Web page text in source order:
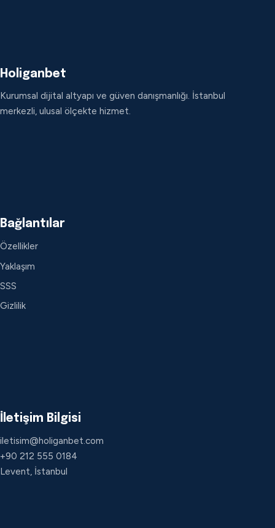
Holiganbet
Kurumsal dijital altyapı ve güven danışmanlığı. İstanbul
merkezli, ulusal ölçekte hizmet.
Bağlantılar
Özellikler
Yaklaşım
SSS
Gizlilik
İletişim Bilgisi
iletisim@holiganbet.com
+90 212 555 0184
Levent, İstanbul